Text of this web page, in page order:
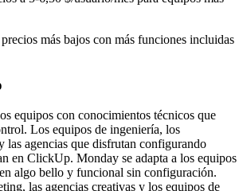
más bajos con más funciones incluidas
equipos con conocimientos técnicos que
Los equipos de ingeniería, los
las agencias que disfrutan configurando
en ClickUp. Monday se adapta a los equipos
algo bello y funcional sin configuración.
las agencias creativas y los equipos de